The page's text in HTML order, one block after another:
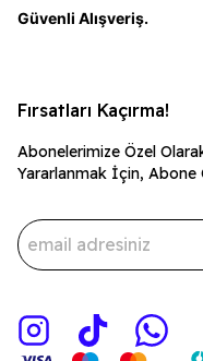
Güvenli Alışveriş.
Fırsatları Kaçırma!
Abonelerimize Özel
Yararlanmak İçin, Abone